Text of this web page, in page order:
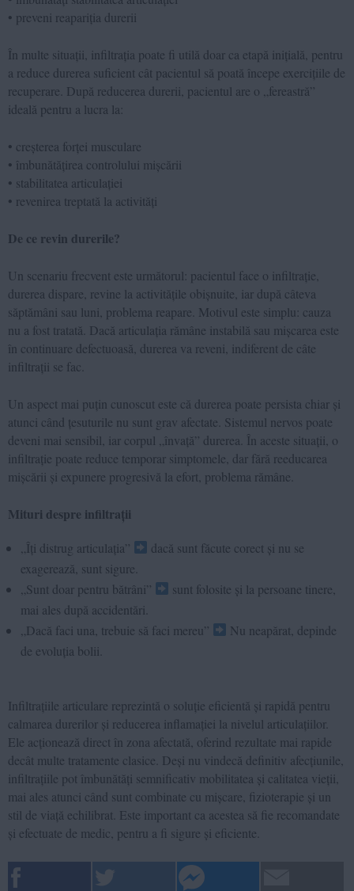
• preveni reapariția durerii
În multe situații, infiltrația poate fi utilă doar ca etapă inițială, pentru
a reduce durerea suficient cât pacientul să poată începe exercițiile de
recuperare. După reducerea durerii, pacientul are o „fereastră”
ideală pentru a lucra la:
• creșterea forței musculare
• îmbunătățirea controlului mișcării
• stabilitatea articulației
• revenirea treptată la activități
De ce revin durerile?
Un scenariu frecvent este următorul: pacientul face o infiltrație,
durerea dispare, revine la activitățile obișnuite, iar după câteva
săptămâni sau luni, problema reapare. Motivul este simplu: cauza
nu a fost tratată. Dacă articulația rămâne instabilă sau mișcarea este
în continuare defectuoasă, durerea va reveni, indiferent de câte
infiltrații se fac.
Un aspect mai puțin cunoscut este că durerea poate persista chiar și
atunci când țesuturile nu sunt grav afectate. Sistemul nervos poate
deveni mai sensibil, iar corpul „învață” durerea. În aceste situații, o
infiltrație poate reduce temporar simptomele, dar fără reeducarea
mișcării și expunere progresivă la efort, problema rămâne.
Mituri despre infiltrații
„Îți distrug articulația”
dacă sunt făcute corect și nu se
exagerează, sunt sigure.
„Sunt doar pentru bătrâni”
sunt folosite și la persoane tinere,
mai ales după accidentări.
„Dacă faci una, trebuie să faci mereu”
Nu neapărat, depinde
de evoluția bolii.
Infiltrațiile articulare reprezintă o soluție eficientă și rapidă pentru
calmarea durerilor și reducerea inflamației la nivelul articulațiilor.
Ele acționează direct în zona afectată, oferind rezultate mai rapide
decât multe tratamente clasice. Deși nu vindecă definitiv afecțiunile,
infiltrațiile pot îmbunătăți semnificativ mobilitatea și calitatea vieții,
mai ales atunci când sunt combinate cu mișcare, fizioterapie și un
stil de viață echilibrat. Este important ca acestea să fie recomandate
și efectuate de medic, pentru a fi sigure și eficiente.